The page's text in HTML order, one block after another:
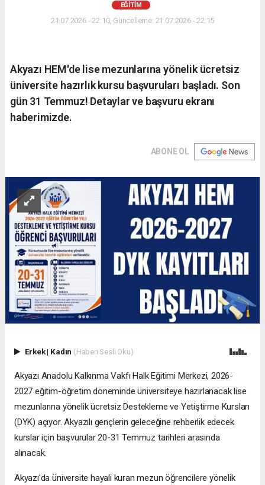
EĞITIM
21.07.2026 - 22:10, Güncelleme: 21.07.2026 - 22:15
Akyazı HEM'de lise mezunlarına yönelik ücretsiz
üniversite hazırlık kursu başvuruları başladı. Son
gün 31 Temmuz! Detaylar ve başvuru ekranı
haberimizde.
ABONE OL
Erkek| Kadın (Haberi Sesli Oku)
Akyazı Anadolu Kalkınma Vakfı Halk Eğitimi Merkezi, 2026-
2027 eğitim-öğretim döneminde üniversiteye hazırlanacak lise
mezunlarına yönelik ücretsiz Destekleme ve Yetiştirme Kursları
(DYK) açıyor. Akyazılı gençlerin geleceğine rehberlik edecek
kurslar için başvurular 20-31 Temmuz tarihleri arasında
alınacak.
Akyazı’da üniversite hayali kuran mezun öğrencilere yönelik